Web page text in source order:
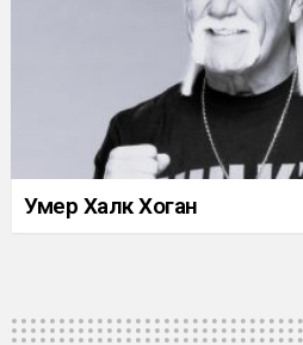
Умер Халк Хоган